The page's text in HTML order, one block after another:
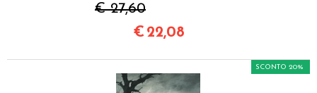
€ 27,60
€ 22,08
SCONTO 20%